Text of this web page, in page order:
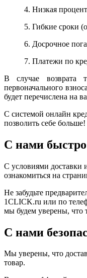
4. Низкая
5. Гибкие сроки
6. Досрочное
7. Платежи по
В случае возврата
первоначального
будет перечислена на
С системой онлайн
позволить себе больше!
С нами
С условиями доставки
ознакомиться на
Не забудьте
1CLICK.ru или по
мы будем уверены, что
С нами
Мы уверены, что
товар.